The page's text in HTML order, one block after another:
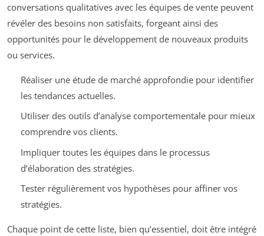
conversations qualitatives avec les équipes de vente peuvent
révéler des besoins non satisfaits, forgeant ainsi des
opportunités pour le développement de nouveaux produits
ou services.
Réaliser une étude de marché approfondie pour identifier
les tendances actuelles.
Utiliser des outils d’analyse comportementale pour mieux
comprendre vos clients.
Impliquer toutes les équipes dans le processus
d’élaboration des stratégies.
Tester régulièrement vos hypothèses pour affiner vos
stratégies.
Chaque point de cette liste, bien qu’essentiel, doit être intégré